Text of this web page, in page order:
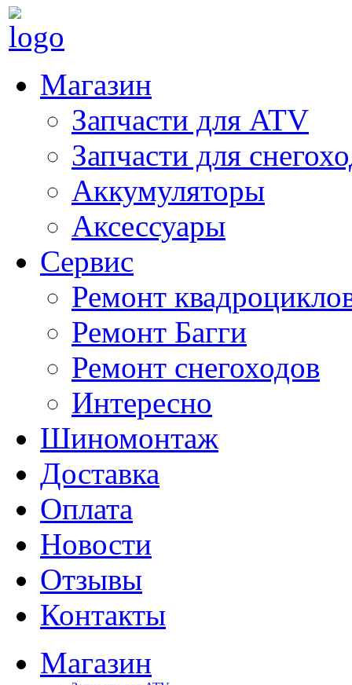
Магазин
Запчасти для ATV
Запчасти для
Аккумуляторы
Аксессуары
Сервис
Ремонт
Ремонт Багги
Ремонт снегоходов
Интересно
Шиномонтаж
Доставка
Оплата
Новости
Отзывы
Контакты
Магазин